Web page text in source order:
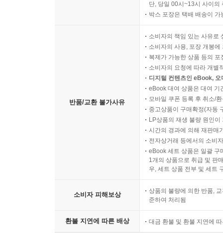
단, 당일 00시~13시 사이의
박스 포장은 택배 배송이
반품/교환 불가사유
소비자의 책임 있는 사유로
소비자의 사용, 포장 개봉
복제가 가능한 상품 등의
소비자의 요청에 따라 개별
디지털 컨텐츠인 eBook,
eBook 대여 상품은 대여 기
모바일 쿠폰 등록 후 취소/
중고상품이 구매확정(자동
LP상품의 재생 불량 원인
시간의 경과에 의해 재판매
전자상거래 등에서의 소비
eBook 세트 상품은 일괄 구
1개의 상품으로 취급 및 판
우, 세트 상품 전부 및 세트
소비자 피해보상
상품의 불량에 의한 반품,
준하여 처리됨
환불 지연에 따른 배상 대금 환불 및 환불 지연에